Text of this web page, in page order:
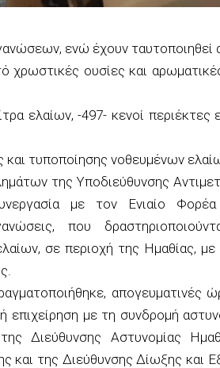
ενώ έχουν ταυτοποιηθεί
χρωστικές ουσίες και
ελαίων, -497- κενοί περιέκτες
και τυποποίησης νοθευμένων
της Υποδιεύθυνσης
με τον Ενιαίο
που
σε περιοχή της Ημαθίας,
απογευματινές
επιχείρηση με τη συνδρομή
Διεύθυνσης Αστυνομίας
και της Διεύθυνσης Δίωξης και